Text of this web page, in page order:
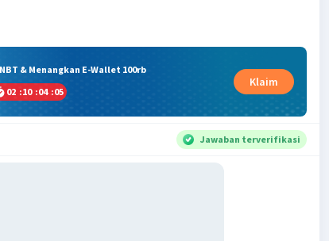
& Menangkan E-Wallet 100rb
02 :10 :04 :04
Klaim
Jawaban terverifikasi